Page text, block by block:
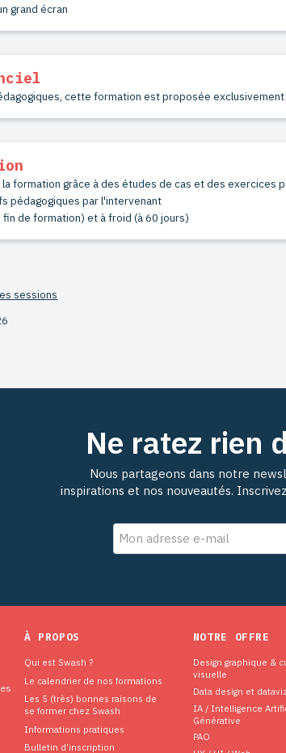
grand écran
cette formation est proposée
formation grâce à des études de cas et des exercices
pédagogiques par l'intervenant
fin de formation) et à froid (à 60 jours)
sessions
Ne ratez rien
Nous partageons dans notre
inspirations et nos nouveautés.
À PROPOS
Qui est Swash ?
Le calendrier de nos formations
Les 5 (très) bonnes raisons de
se former chez Swash
Informations pratiques
Bulletin d’inscription
NOTRE OFFRE
Design graphique &
visuelle
Data design et
IA / Intelligence
Générative
PAO